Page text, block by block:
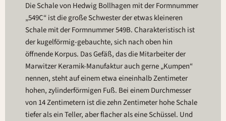
Die Schale von Hedwig Bollhagen mit der Formnummer
„549C“ ist die große Schwester der etwas kleineren
Schale mit der Formnummer 549B. Charakteristisch ist
der kugelförmig-gebauchte, sich nach oben hin
öffnende Korpus. Das Gefäß, das die Mitarbeiter der
Marwitzer Keramik-Manufaktur auch gerne „Kumpen“
nennen, steht auf einem etwa eineinhalb Zentimeter
hohen, zylinderförmigen Fuß. Bei einem Durchmesser
von 14 Zentimetern ist die zehn Zentimeter hohe Schale
tiefer als ein Teller, aber flacher als eine Schüssel. Und